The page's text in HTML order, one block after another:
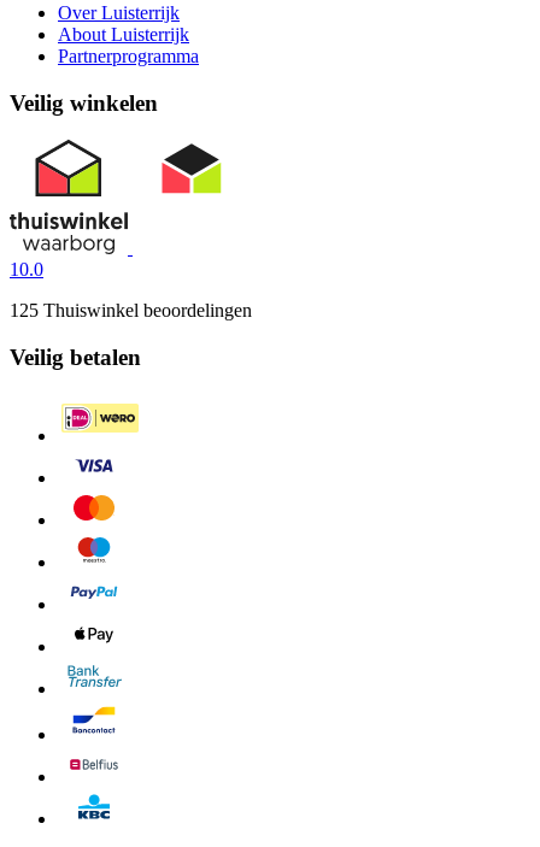
Over Luisterrijk
About Luisterrijk
Partnerprogramma
Veilig winkelen
10.0
125 Thuiswinkel beoordelingen
Veilig betalen